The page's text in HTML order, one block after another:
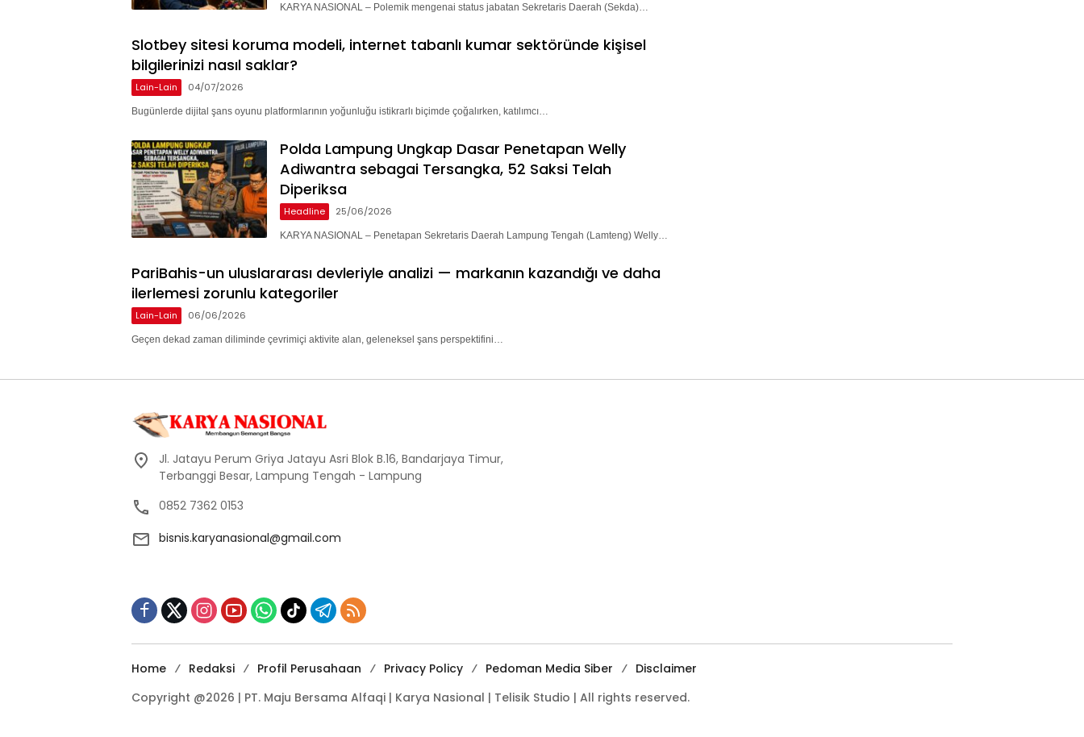
KARYA NASIONAL – Polemik mengenai status jabatan Sekretaris Daerah (Sekda)…
Slotbey sitesi koruma modeli, internet tabanlı kumar sektöründe kişisel
bilgilerinizi nasıl saklar?
Lain-Lain 04/07/2026
Bugünlerde dijital şans oyunu platformlarının yoğunluğu istikrarlı biçimde çoğalırken, katılımcı…
Polda Lampung Ungkap Dasar Penetapan Welly
Adiwantra sebagai Tersangka, 52 Saksi Telah
Diperiksa
Headline 25/06/2026
KARYA NASIONAL – Penetapan Sekretaris Daerah Lampung Tengah (Lamteng) Welly…
PariBahis-un uluslararası devleriyle analizi — markanın kazandığı ve daha
ilerlemesi zorunlu kategoriler
Lain-Lain 06/06/2026
Geçen dekad zaman diliminde çevrimiçi aktivite alan, geleneksel şans perspektifini…
Jl. Jatayu Perum Griya Jatayu Asri Blok B.16, Bandarjaya Timur,
Terbanggi Besar, Lampung Tengah - Lampung
0852 7362 0153
bisnis.karyanasional@gmail.com
Home Redaksi Profil Perusahaan Privacy Policy Pedoman Media Siber
Disclaimer
Copyright @2026 | PT. Maju Bersama Alfaqi | Karya Nasional | Telisik Studio | All rights reserved.